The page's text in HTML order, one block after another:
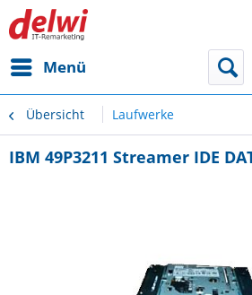
Menü
Übersicht Laufwerke
IBM 49P3211 Streamer IDE